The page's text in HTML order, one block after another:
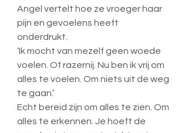
Angel vertelt hoe ze vroeger haar
pijn en gevoelens heeft
onderdrukt.
‘Ik mocht van mezelf geen woede
voelen. Of razernij. Nu ben ik vrij om
alles te voelen. Om niets uit de weg
te gaan.’
Echt bereid zijn om alles te zien. Om
alles te erkennen. Je hoeft de